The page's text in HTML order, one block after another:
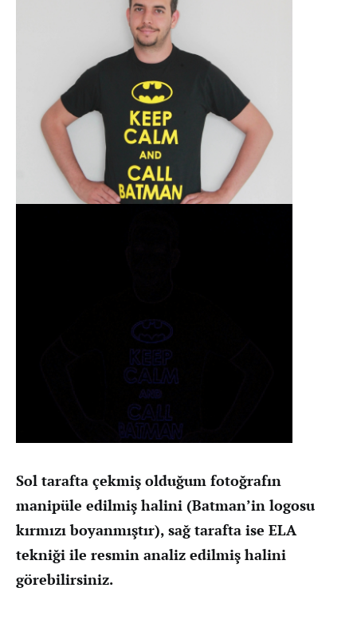
Sol tarafta çekmiş olduğum fotoğrafın
manipüle edilmiş halini (Batman’in logosu
kırmızı boyanmıştır), sağ tarafta ise ELA
tekniği ile resmin analiz edilmiş halini
görebilirsiniz.